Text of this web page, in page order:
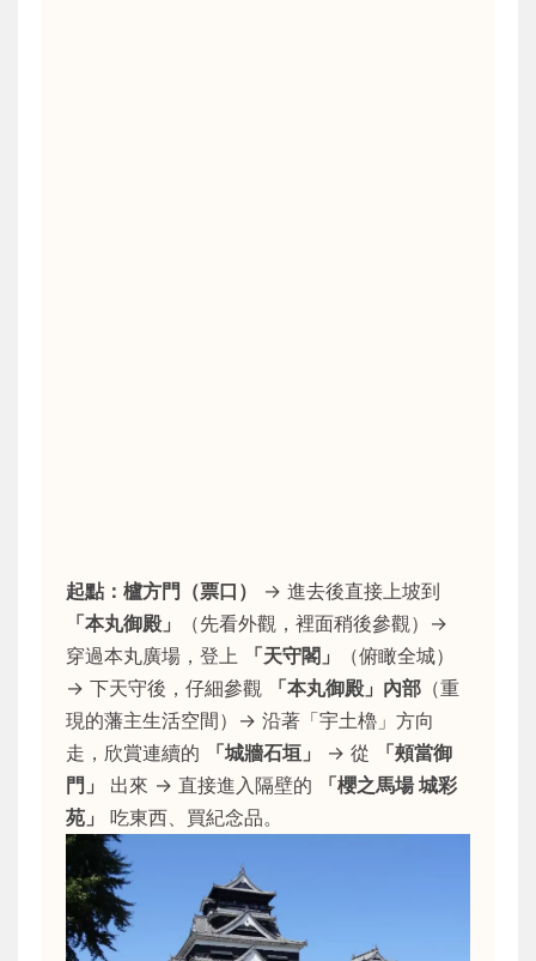
起點：櫨方門（票口）
→ 進去後直接上坡到
「本丸御殿」
（先看外觀，裡面稍後參觀）→
穿過本丸廣場，登上
「天守閣」
（俯瞰全城）
→ 下天守後，仔細參觀
「本丸御殿」內部 （重
現的藩主生活空間）→ 沿著「宇土櫓」方向
走，欣賞連續的
「城牆石垣」 → 從
「頰當御
門」
出來 → 直接進入隔壁的
「櫻之馬場 城彩
苑」
吃東西、買紀念品。